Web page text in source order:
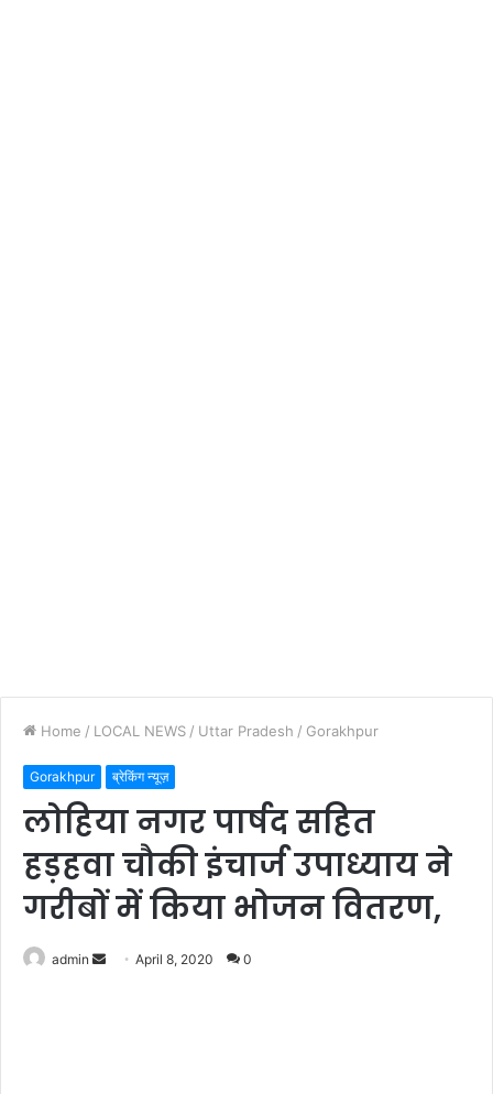
Home / LOCAL NEWS / Uttar Pradesh / Gorakhpur
Gorakhpur ब्रेकिंग न्यूज़
लोहिया नगर पार्षद सहित
हड़हवा चौकी इंचार्ज उपाध्याय ने
गरीबों में किया भोजन वितरण,
admin
Send April 8, 2020 0